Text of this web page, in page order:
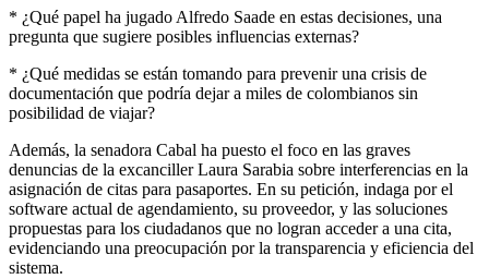
* ¿Qué papel ha jugado Alfredo Saade en estas decisiones, una
pregunta que sugiere posibles influencias externas?
* ¿Qué medidas se están tomando para prevenir una crisis de
documentación que podría dejar a miles de colombianos sin
posibilidad de viajar?
Además, la senadora Cabal ha puesto el foco en las graves
denuncias de la excanciller Laura Sarabia sobre interferencias en la
asignación de citas para pasaportes. En su petición, indaga por el
software actual de agendamiento, su proveedor, y las soluciones
propuestas para los ciudadanos que no logran acceder a una cita,
evidenciando una preocupación por la transparencia y eficiencia del
sistema.